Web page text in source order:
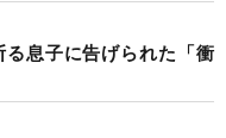
息子に告げられた「衝